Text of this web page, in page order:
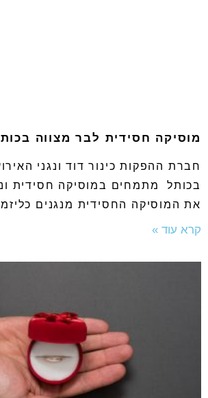
מוסיקה חסידית לבר מצווה
חברת ההפקות כינור דוד ונגני
בכותל מתמחים במוסיקה חסידית
את המוסיקה החסידית מנגנים
קרא עוד »